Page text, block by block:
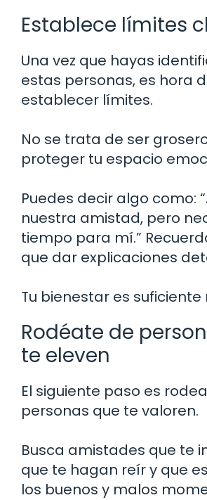
Establece límites
Una vez que hayas
estas personas, es hora
establecer límites.
No se trata de ser
proteger tu espacio
Puedes decir algo como:
nuestra amistad, pero
tiempo para mí.”
que dar explicaciones
Tu bienestar es suficiente
Rodéate de
te eleven
El siguiente paso es
personas que te valoren.
Busca amistades que te
que te hagan reír y que
los buenos y malos